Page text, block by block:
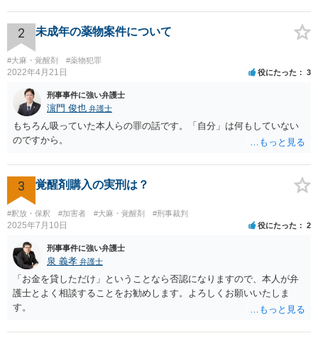
検察サイドに裁量があります。検察側に裁量がある求刑内容について
どうすべきかをこの場で尋ねられても、弁護人サイドとしてはお答え
しようがありません。
2 未成年の薬物案件について
#大麻・覚醒剤 #薬物犯罪
2022年4月21日 役にたった 3
刑事事件に強い弁護士
濵門 俊也 弁護士
もちろん吸っていた本人らの罪の話です。「自分」は何もしていない
のですから。
3 覚醒剤購入の実刑は？
#釈放・保釈 #加害者 #大麻・覚醒剤 #刑事裁判
2025年7月10日 役にたった 2
刑事事件に強い弁護士
泉 義孝 弁護士
「お金を貸しただけ」ということなら否認になりますので、本人が弁
護士とよく相談することをお勧めします。よろしくお願いいたしま
す。